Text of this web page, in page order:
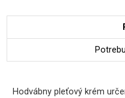
Hodvábny pleťový krém